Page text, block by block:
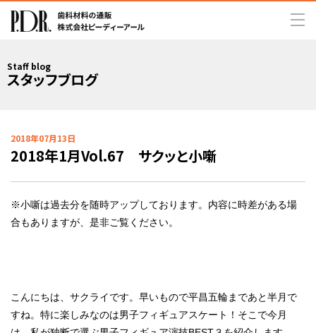
Staff blog
スタッフブログ
2018年07月13日
2018年1月Vol.67 サクッと小噺
※小噺は過去分を随時アップしております。内容に時差がある場
合もありますが、是非ご覧ください。
こんにちは、サクライです。早いもので平昌五輪まであと半月で
すね。特に楽しみなのは男子フィギュアスケート！そこで今月